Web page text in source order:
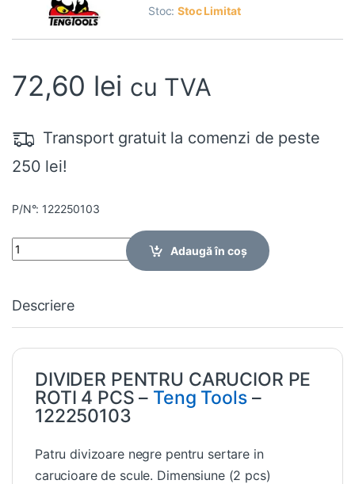
Stoc:Stoc Limitat
72,60 lei cu TVA
Transport gratuit la comenzi de peste
250 lei!
P/N°: 122250103
Quantity
Adaugă în coș
Descriere
DIVIDER PENTRU CARUCIOR PE
ROTI 4 PCS – Teng Tools–
122250103
Patru divizoare negre pentru sertare in
carucioare de scule. Dimensiune (2 pcs)